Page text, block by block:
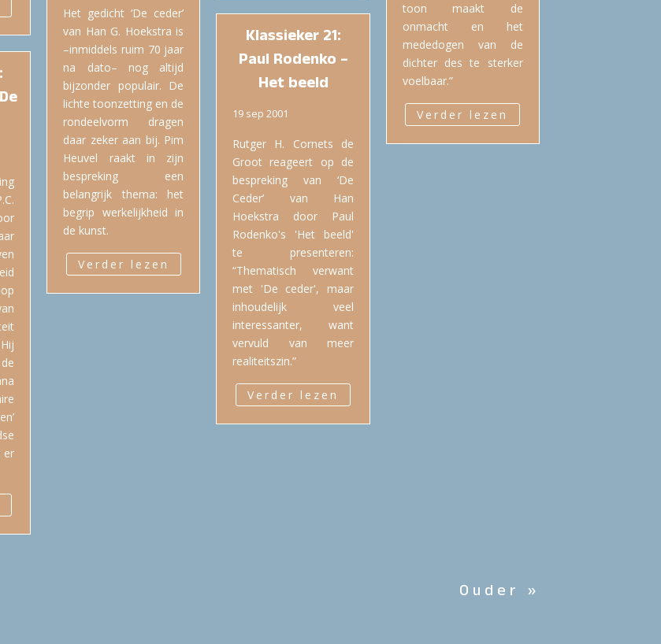
toon maakt de
onmacht en het
mededogen van de
dichter des te sterker
voelbaar.”
Verder lezen
Het gedicht ‘De ceder’
van Han G. Hoekstra is
–inmiddels ruim 70 jaar
na dato– nog altijd
bijzonder populair. De
lichte toonzetting en de
rondeelvorm dragen
daar zeker aan bij. Pim
Heuvel raakt in zijn
bespreking een
belangrijk thema: het
begrip werkelijkheid in
de kunst.
Verder lezen
Klassieker 21:
Paul Rodenko –
Het beeld
19 sep 2001
Rutger H. Cornets de
Groot reageert op de
bespreking van ‘De
Ceder’ van Han
Hoekstra door Paul
Rodenko's 'Het beeld'
te presenteren:
“Thematisch verwant
met 'De ceder', maar
inhoudelijk veel
interessanter, want
vervuld van meer
realiteitszin.”
Verder lezen
er
Ouder »